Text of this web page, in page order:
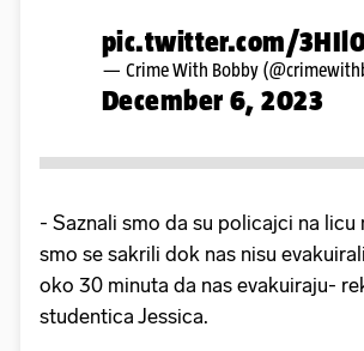
pic.twitter.com/
— Crime With Bobby
December 6, 2023
- Saznali smo da su policajci na licu
smo se sakrili dok nas nisu
oko 30 minuta da nas evakuiraju-
studentica Jessica.